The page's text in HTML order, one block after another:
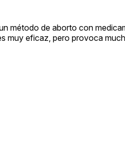
método de aborto con
muy eficaz, pero provoca